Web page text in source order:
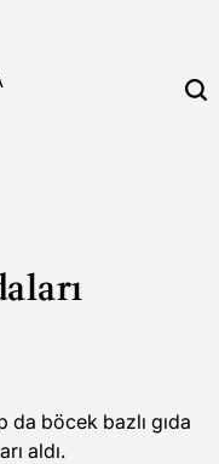
da böcek bazlı gıda
aldı.